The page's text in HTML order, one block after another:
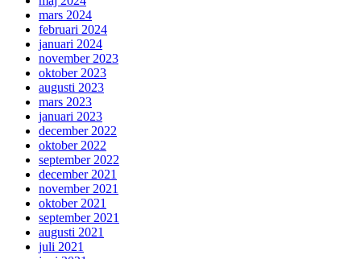
mars 2024
februari 2024
januari 2024
november 2023
oktober 2023
augusti 2023
mars 2023
januari 2023
december 2022
oktober 2022
september 2022
december 2021
november 2021
oktober 2021
september 2021
augusti 2021
juli 2021